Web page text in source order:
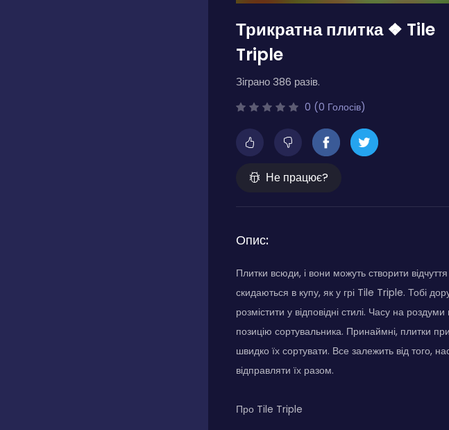
Трикратна плитка ❖ Tile
Triple
Зіграно 386 разів.
0 (0 Голосів)
Не працює?
Опис:
Плитки всюди, і вони можуть створити
скидаються в купу, як у грі Tile Triple. Тобі
розмістити у відповідні стилі. Часу на
позицію сортувальника. Принаймні, плитки
швидко їх сортувати. Все залежить від того,
відправляти їх разом.
Про Tile Triple